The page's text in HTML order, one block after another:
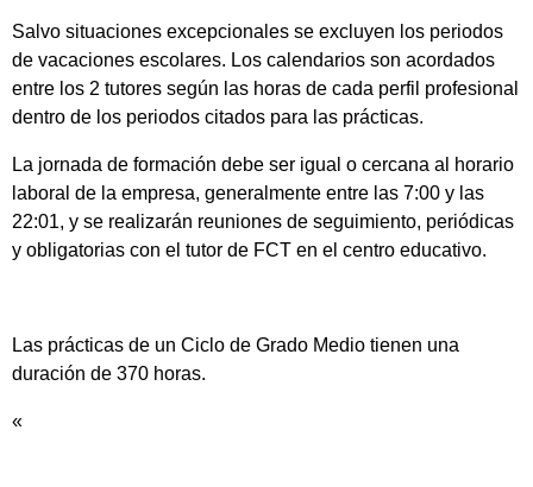
Salvo situaciones excepcionales se excluyen los periodos
de vacaciones escolares. Los calendarios son acordados
entre los 2 tutores según las horas de cada perfil profesional
dentro de los periodos citados para las prácticas.
La jornada de formación debe ser igual o cercana al horario
laboral de la empresa, generalmente entre las 7:00 y las
22:01, y se realizarán reuniones de seguimiento, periódicas
y obligatorias con el tutor de FCT en el centro educativo.
Las prácticas de un Ciclo de Grado Medio tienen una
duración de 370 horas.
«